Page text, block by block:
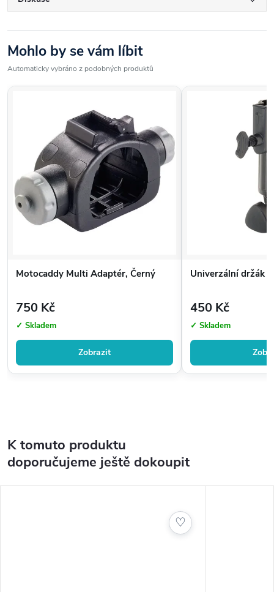
Mohlo by se vám líbit
Automaticky vybráno z podobných produktů
Motocaddy Multi Adaptér, Černý
750 Kč
✓ Skladem
Zobrazit
Univerzální držák
450 Kč
✓ Skladem
K tomuto produktu
doporučujeme ještě dokoupit
♡